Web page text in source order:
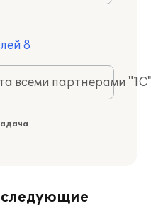
8
всеми партнерами